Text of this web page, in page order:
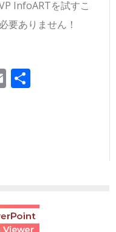
InfoARTを試すこ
要ありません！
Email